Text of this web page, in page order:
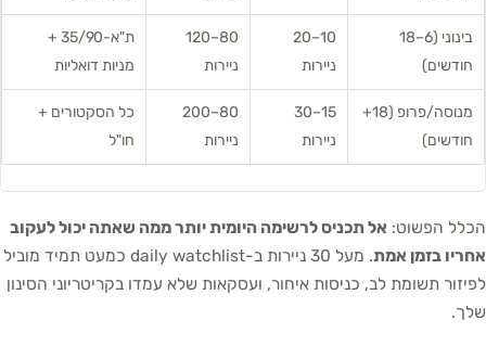
בינוני (6–18
חודשים)
10–20
ניירות
80–120
ניירות
ת"א-35/90 +
מניות דואליות
מנוסה/פרופ (18+
חודשים)
15–30
ניירות
80–200
ניירות
כל הסקטורים +
חו"ל
הכלל הפשוט: אל תכניס לרשימה היומית יותר ממה שאתה יכול לעקוב
אחריו בזמן אמת
. מעל 30 ניירות ב-daily watchlist כמעט תמיד מוביל
לפיזור תשומת לב, כניסות איחור, ועסקאות שלא עמדו בקריטריוני הסינון
שלך.